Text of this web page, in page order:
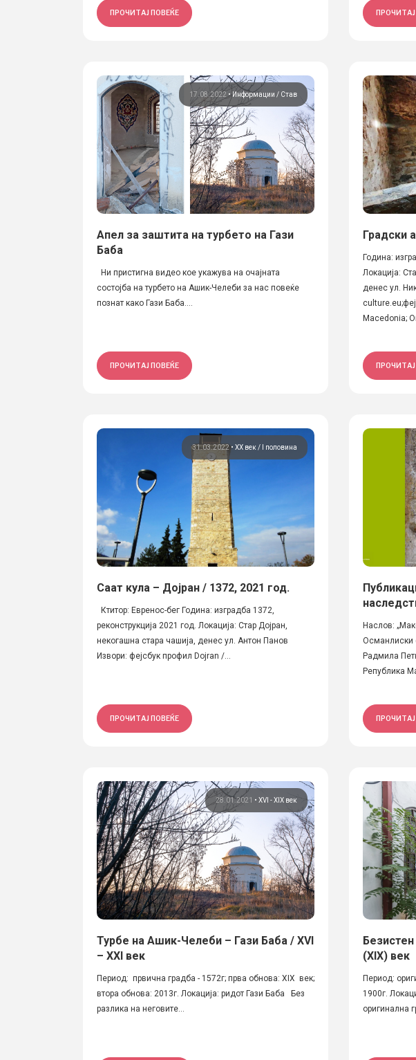
ПРОЧИТАЈ ПОВЕЌЕ ПРОЧИТАЈ
17.08.2022 • Информации Став
Aпел за заштита на турбето на Гази
Баба
Ни пристигна видео кое укажува на очајната
состојба на турбето на Ашик-Челеби за нас повеќе
познат како Гази Баба....
ПРОЧИТАЈ ПОВЕЌЕ
Градски
Година:
Локација:
денес ул.
Macedonia;
ПРОЧИТАЈ
31.03.2022•ХХ век / I половина
Саат кула – Дојран / 1372, 2021 год.
Ктитор: Евренос-бег Година: изградба 1372,
реконструкција 2021 год. Локација: Стар Дојран,
некогашна стара чашија, денес ул. Антон Панов
Извори: фејсбук профил Dojran /...
ПРОЧИТАЈ ПОВЕЌЕ
Наслов:
Османлиски
Радмила
Република
ПРОЧИТАЈ
28.01.2021 •XVI - XIX век
Турбе на Ашик-Челеби – Гази Баба / XVI
– ХХI век
Период: првична градба - 1572г; прва обнова: XIX век;
втора обнова: 2013г. Локација: ридот Гази Баба Без
разлика на неговите...
(XIX) век
Период:
1900г.
оригинална